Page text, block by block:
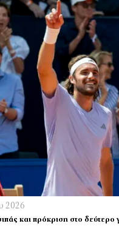
2026
και πρόκριση στο δεύτερο